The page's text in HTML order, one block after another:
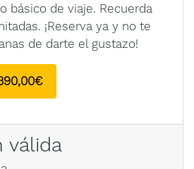
básico de viaje. Recuerda
¡Reserva ya y no te
de darte el gustazo!
válida